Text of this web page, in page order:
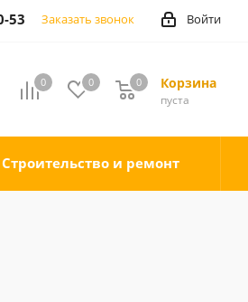
Войти
53 Заказать звонок
0 0 Корзина
0
пуста
0
Строительство и ремонт